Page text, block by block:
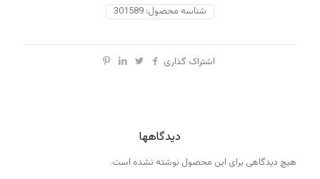
شناسه محصول: 301589
اشتراک گذاری
دیدگاهها
هیچ دیدگاهی برای این محصول نوشته نشده است.